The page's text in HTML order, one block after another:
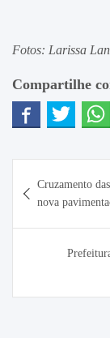
Fotos: Larissa
Compartilhe
de
Post
Cruzamento
nova